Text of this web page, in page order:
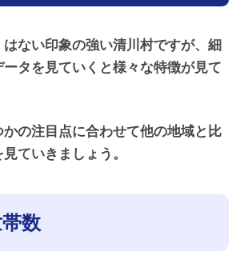
ない印象の強い清川村ですが、細
タを見ていくと様々な特徴が見て
の注目点に合わせて他の地域と比
ていきましょう。
数